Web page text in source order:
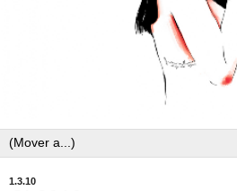
1.3.10